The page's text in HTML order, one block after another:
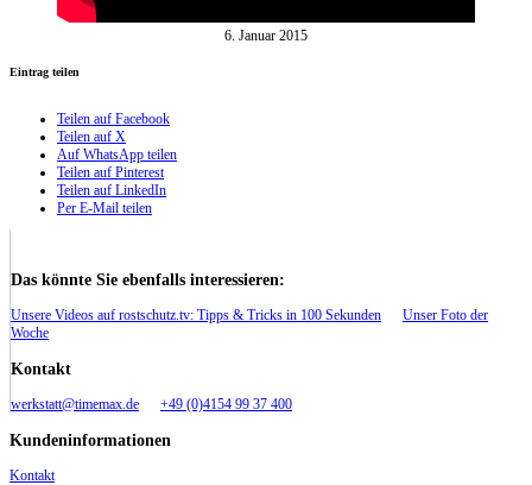
6. Januar 2015
Eintrag teilen
Teilen auf Facebook
Teilen auf X
Auf WhatsApp teilen
Teilen auf Pinterest
Teilen auf LinkedIn
Per E-Mail teilen
Das könnte Sie ebenfalls interessieren:
Unsere Videos auf rostschutz.tv: Tipps & Tricks in 100 Sekunden
Unser Foto der
Woche
Kontakt
werkstatt@timemax.de +49 (0)4154 99 37 400
Kundeninformationen
Kontakt